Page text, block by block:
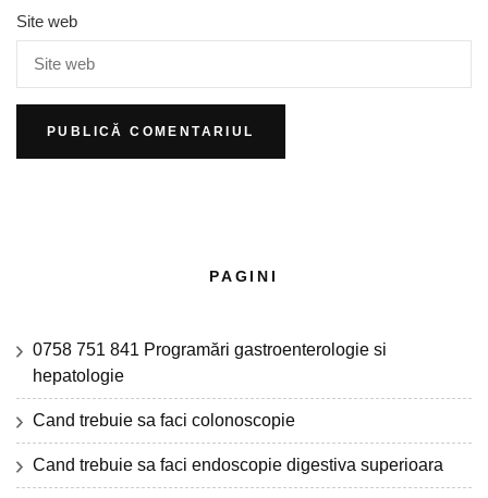
Site web
PAGINI
0758 751 841 Programări gastroenterologie si
hepatologie
Cand trebuie sa faci colonoscopie
Cand trebuie sa faci endoscopie digestiva superioara